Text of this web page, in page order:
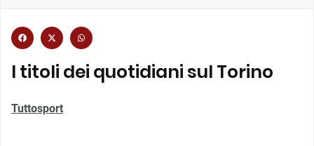
I titoli dei quotidiani sul Torino
Tuttosport